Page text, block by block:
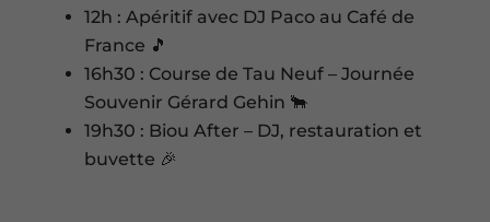
12h : Apéritif avec DJ Paco au Café de
France 🎵
16h30 : Course de Tau Neuf – Journée
Souvenir Gérard Gehin 🐂
19h30 : Biou After – DJ, restauration et
buvette 🎉